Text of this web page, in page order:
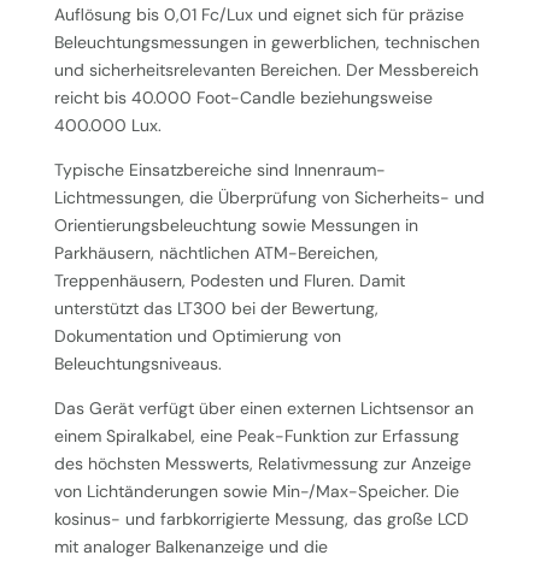
Auflösung bis 0,01 Fc/Lux und eignet sich für präzise
Beleuchtungsmessungen in gewerblichen, technischen
und sicherheitsrelevanten Bereichen. Der Messbereich
reicht bis 40.000 Foot-Candle beziehungsweise
400.000 Lux.
Typische Einsatzbereiche sind Innenraum-
Lichtmessungen, die Überprüfung von Sicherheits- und
Orientierungsbeleuchtung sowie Messungen in
Parkhäusern, nächtlichen ATM-Bereichen,
Treppenhäusern, Podesten und Fluren. Damit
unterstützt das LT300 bei der Bewertung,
Dokumentation und Optimierung von
Beleuchtungsniveaus.
Das Gerät verfügt über einen externen Lichtsensor an
einem Spiralkabel, eine Peak-Funktion zur Erfassung
des höchsten Messwerts, Relativmessung zur Anzeige
von Lichtänderungen sowie Min-/Max-Speicher. Die
kosinus- und farbkorrigierte Messung, das große LCD
mit analoger Balkenanzeige und die